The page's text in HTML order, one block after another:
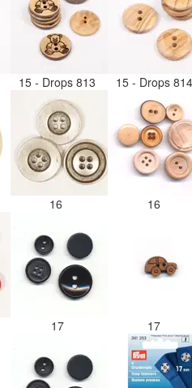
15 - Drops 813 15 - Drops
16 16
17 17